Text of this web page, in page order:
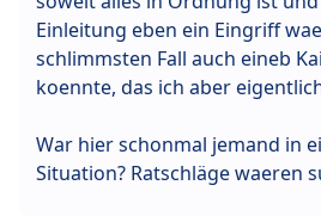
Einleitung eben ein Eingriff
schlimmsten Fall auch eineb
koennte, das ich aber
War hier schonmal jemand in
Situation? Ratschläge waeren